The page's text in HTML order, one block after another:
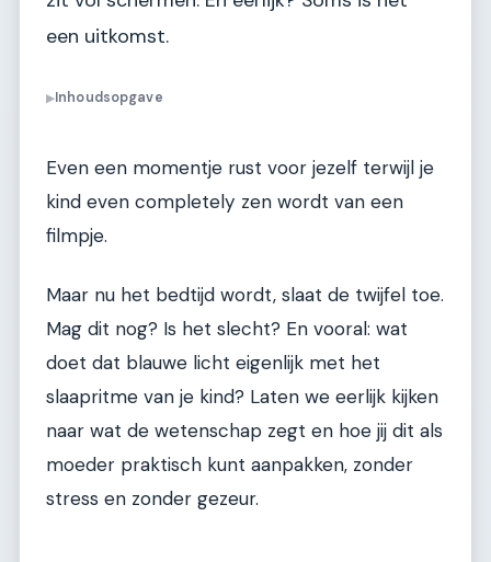
een uitkomst.
▶Inhoudsopgave
Even een momentje rust voor jezelf terwijl je
kind even completely zen wordt van een
filmpje.
Maar nu het bedtijd wordt, slaat de twijfel toe.
Mag dit nog? Is het slecht? En vooral: wat
doet dat blauwe licht eigenlijk met het
slaapritme van je kind? Laten we eerlijk kijken
naar wat de wetenschap zegt en hoe jij dit als
moeder praktisch kunt aanpakken, zonder
stress en zonder gezeur.